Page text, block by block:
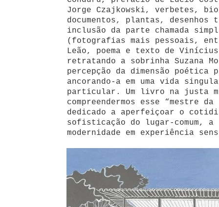
Jorge Czajkowski, verbetes,
documentos, plantas, desenhos
inclusão da parte chamada
(fotografias mais pessoais,
Leão, poema e texto de Vinícius
retratando a sobrinha Suzana
percepção da dimensão
ancorando-a em uma vida
particular. Um livro na justa
compreendermos esse “mestre
dedicado a aperfeiçoar o
sofisticação do lugar-comum, a
modernidade em experiência